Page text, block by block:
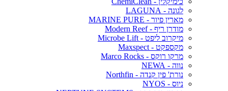
לגונה - LAGUNA
מארין פיור - MARINE PURE
מודרן ריף - Modern Reef
מיקרוב ליפט - Microbe Lift
מקספקט - Maxspect
מרקו רוקס - Marco Rocks
נווה - NEWA
נורת' פין קנדה - Northfin
ניוס - NYOS